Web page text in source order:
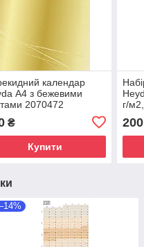
календар
А4 з бежевими
2070472
₴
Купити
г/
200